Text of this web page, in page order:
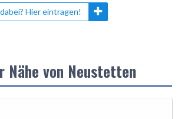
Hier eintragen!
Nähe von Neustetten